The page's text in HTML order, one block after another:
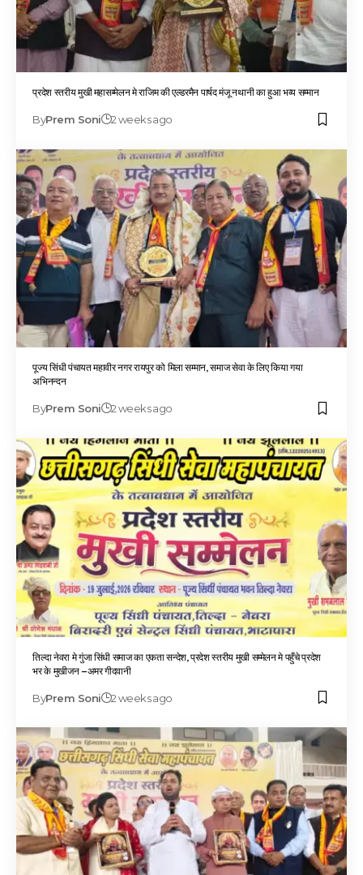
प्रदेश स्तरीय मुखी महासम्मेलन मे राजिम की एल्डरमैन पार्षद मंजू नथानी का हुआ भव्य सम्मान
ByPrem Soni 2 weeks ago
पूज्य सिंधी पंचायत महावीर नगर रायपुर को मिला सम्मान, समाज सेवा के लिए किया गया
अभिनन्दन
ByPrem Soni 2 weeks ago
तिल्दा नेवरा मे गुंजा सिंधी समाज का एकता सन्देश, प्रदेश स्तरीय मुखी सम्मेलन मे पहुँचे प्रदेश
भर के मुखीजन –अमर गीदवानी
ByPrem Soni 2 weeks ago